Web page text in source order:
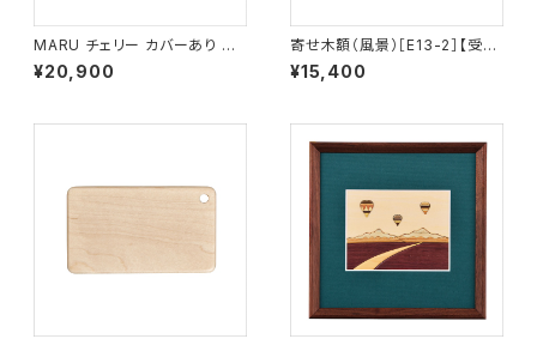
MARU チェリー カバーあり サ
イズ小 MARU-D2
¥20,900
寄せ木額（風景）［E13-2］【受注
生産品】
¥15,400